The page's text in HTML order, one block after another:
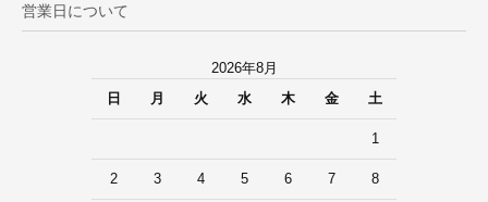
営業日について
2026年8月
日
月 火 水 木 金 土
1
2 3 4 5 6 7 8